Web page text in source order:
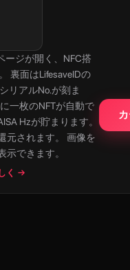
ージが開く、NFC搭
裏面はLifesaveIDの
リアルNo.が刻ま
一枚のNFTが自動で
Hzが貯まります。
元されます。 画像を
示できます。
く →